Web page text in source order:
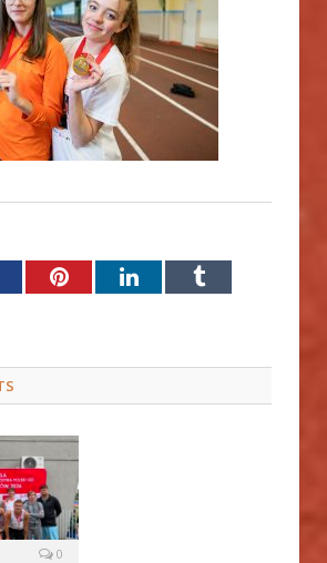
PinterestLinkedInTumblr
0